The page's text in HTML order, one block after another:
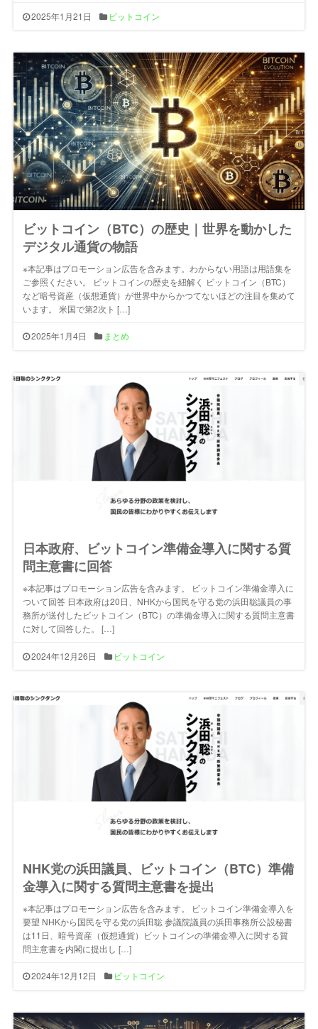
2025年1月21日 ビットコイン
ビットコイン（BTC）の歴史｜世界を動かした
デジタル通貨の物語
※本記事はプロモーション広告を含みます。わからない用語は用語集を
ご参照ください。 ビットコインの歴史を紐解く ビットコイン（BTC）
など暗号資産（仮想通貨）が世界中からかつてないほどの注目を集めて
います。 米国で第2次ト […]
2025年1月4日 まとめ
日本政府、ビットコイン準備金導入に関する質
問主意書に回答
※本記事はプロモーション広告を含みます。 ビットコイン準備金導入に
ついて回答 日本政府は20日、NHKから国民を守る党の浜田聡議員の事
務所が送付したビットコイン（BTC）の準備金導入に関する質問主意書
に対して回答した。 […]
2024年12月26日 ビットコイン
NHK党の浜田議員、ビットコイン（BTC）準備
金導入に関する質問主意書を提出
※本記事はプロモーション広告を含みます。 ビットコイン準備金導入を
要望 NHKから国民を守る党の浜田聡 参議院議員の浜田事務所公設秘書
は11日、暗号資産（仮想通貨）ビットコインの準備金導入に関する質
問主意書を内閣に提出し […]
2024年12月12日 ビットコイン